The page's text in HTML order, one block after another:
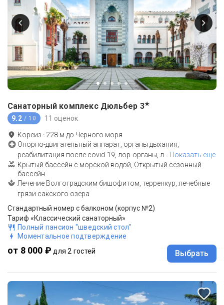
Санаторный комплекс Дюльбер 3★
9.2 / 10 11 оценок
Кореиз · 228 м до Черного моря
Опорно-двигательный аппарат, органы дыхания,
реабилитация после covid-19, лор-органы, л… Показать еще
Крытый бассейн с морской водой, Открытый сезонный
бассейн
Лечение Волгоградским бишофитом, терренкур, лечебные
грязи сакского озера
Стандартный номер с балконом (корпус №2)
Тариф «Классический санаторный»
Полный пансион "шведский стол"
Моментальное подтверждение
от 8 000 ₽ для 2 гостей Выбрать